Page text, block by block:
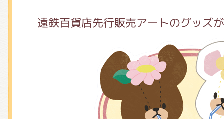
遠鉄百貨店先行販売アートのグッズ